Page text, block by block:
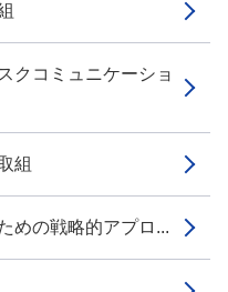
クコミュニケーショ
組
めの戦略的アプロ...